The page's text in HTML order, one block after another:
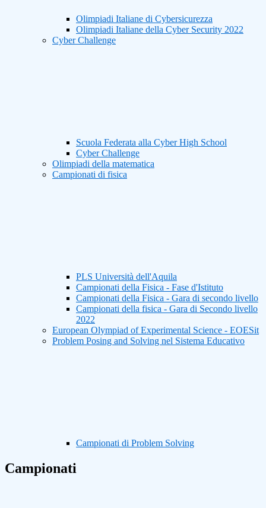
Olimpiadi Italiane di Cybersicurezza
Olimpiadi Italiane della Cyber Security 2022
Cyber Challenge
Scuola Federata alla Cyber High School
Cyber Challenge
Olimpiadi della matematica
Campionati di fisica
PLS Università dell'Aquila
Campionati della Fisica - Fase d'Istituto
Campionati della Fisica - Gara di secondo livello
Campionati della fisica - Gara di Secondo livello
2022
European Olympiad of Experimental Science - EOESit
Problem Posing and Solving nel Sistema Educativo
Campionati di Problem Solving
Campionati